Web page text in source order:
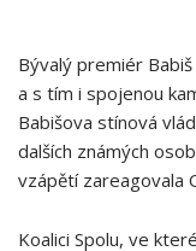
Bývalý premiér
a s tím i spojenou
Babišova stínová
dalších známých
vzápětí zareagovala
Koalici Spolu, ve